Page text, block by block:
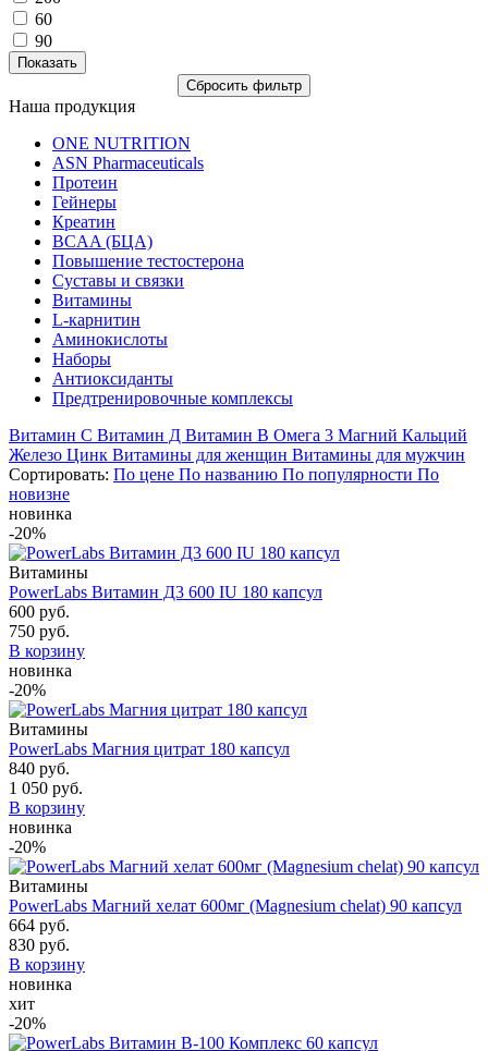
60
90
Наша продукция
ONE NUTRITION
ASN Pharmaceuticals
Протеин
Гейнеры
Креатин
BCAA (БЦА)
Повышение тестостерона
Суставы и связки
Витамины
L-карнитин
Аминокислоты
Наборы
Антиоксиданты
Предтренировочные комплексы
Витамин C Витамин Д Витамин B Омега 3 Магний Кальций
Железо Цинк Витамины для женщин Витамины для мужчин
Сортировать: По цене По названию По популярности По
новизне
новинка
-20%
Витамины
PowerLabs Витамин Д3 600 IU 180 капсул
600 руб.
750 руб.
В корзину
новинка
-20%
Витамины
PowerLabs Магния цитрат 180 капсул
840 руб.
1 050 руб.
В корзину
новинка
-20%
Витамины
PowerLabs Магний хелат 600мг (Magnesium chelat) 90 капсул
664 руб.
830 руб.
В корзину
новинка
хит
-20%